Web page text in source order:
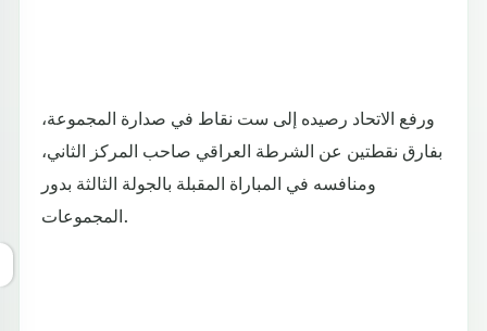
ورفع الاتحاد رصيده إلى ست نقاط في صدارة المجموعة،
بفارق نقطتين عن الشرطة العراقي صاحب المركز الثاني،
ومنافسه في المباراة المقبلة بالجولة الثالثة بدور
المجموعات.